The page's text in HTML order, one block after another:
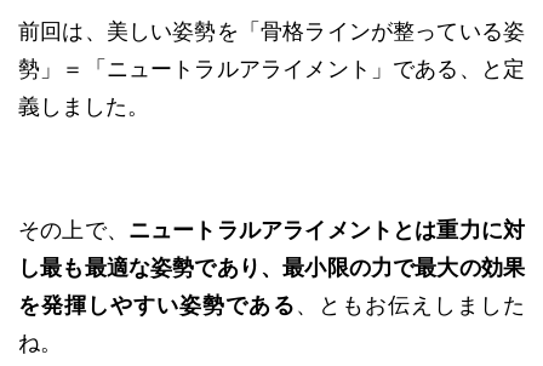
前回は、美しい姿勢を「骨格ラインが整っている姿
勢」＝「ニュートラルアライメント」である、と定
義しました。
その上で、 ニュートラルアライメントとは重力に対
し最も最適な姿勢であり、最小限の力で最大の効果
を発揮しやすい姿勢である 、ともお伝えしました
ね。